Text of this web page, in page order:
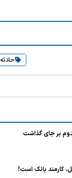
حادثه
بر جای گذاشت
کارمند بانک است!